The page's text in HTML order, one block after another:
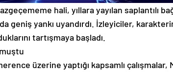
hali, yıllara yayılan saplantılı
geniş yankı uyandırdı. İzleyiciler,
tartışmaya başladı.
üzerine yaptığı kapsamlı çalışmalar,